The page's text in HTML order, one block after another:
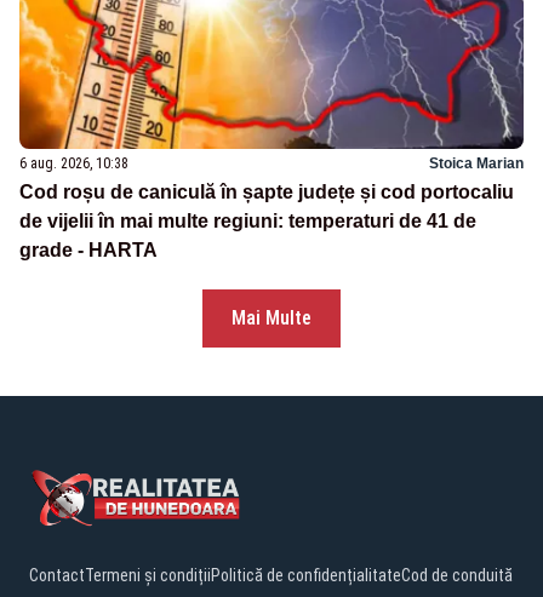
6 aug. 2026, 10:38 Stoica Marian
Cod roșu de caniculă în șapte județe și cod portocaliu
de vijelii în mai multe regiuni: temperaturi de 41 de
grade - HARTA
Mai Multe
ContactTermeni și condițiiPolitică de confidențialitateCod de conduită